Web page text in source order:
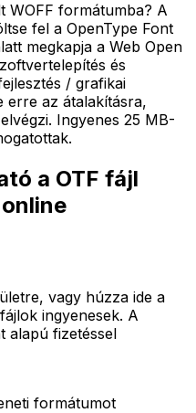
WOFF formátumba? A
fel a OpenType Font
megkapja a Web Open
és
/ grafikai
erre az átalakításra,
Ingyenes 25 MB-
a OTF fájl
vagy húzza ide a
ingyenesek. A
alapú fizetéssel
formátumot